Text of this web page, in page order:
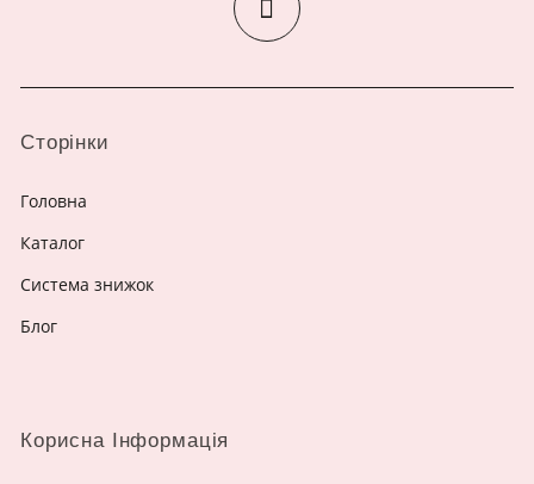
Сторінки
Головна
Каталог
Система знижок
Блог
Корисна Інформація